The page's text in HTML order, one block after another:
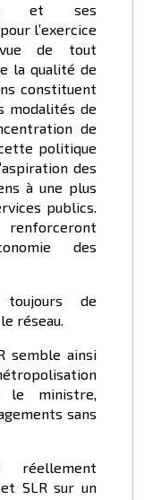
et ses
l’exercice
de tout
la qualité de
constituent
modalités de
de
politique
des
à une plus
publics.
renforceront
des
de
réseau.
semble ainsi
le ministre,
sans
réellement
SLR sur un